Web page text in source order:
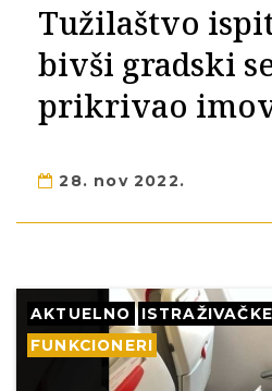
Tužilaštvo
bivši gradski
prikrivao
28. nov 2022.
AKTUELNO
FUNKCIONERI